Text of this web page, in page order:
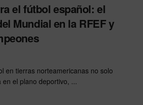
el fútbol español: el
Mundial en la RFEF y
en tierras norteamericanas no solo
el plano deportivo, ...